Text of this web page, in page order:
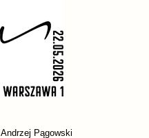
Andrzej Pągowski